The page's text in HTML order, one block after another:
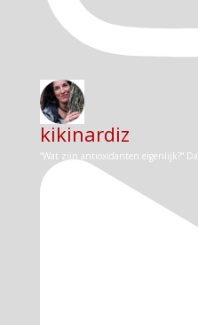
kikinardiz
“Wat zijn antioxidanten eigenlijk?”